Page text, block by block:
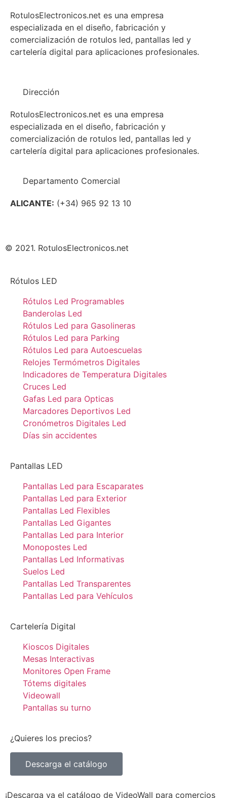
RotulosElectronicos.net es una empresa
especializada en el diseño, fabricación y
comercialización de rotulos led, pantallas led y
cartelería digital para aplicaciones profesionales.
Dirección
RotulosElectronicos.net es una empresa
especializada en el diseño, fabricación y
comercialización de rotulos led, pantallas led y
cartelería digital para aplicaciones profesionales.
Departamento Comercial
ALICANTE: (+34) 965 92 13 10
© 2021. RotulosElectronicos.net
Rótulos LED
Rótulos Led Programables
Banderolas Led
Rótulos Led para Gasolineras
Rótulos Led para Parking
Rótulos Led para Autoescuelas
Relojes Termómetros Digitales
Indicadores de Temperatura Digitales
Cruces Led
Gafas Led para Opticas
Marcadores Deportivos Led
Cronómetros Digitales Led
Días sin accidentes
Pantallas LED
Pantallas Led para Escaparates
Pantallas Led para Exterior
Pantallas Led Flexibles
Pantallas Led Gigantes
Pantallas Led para Interior
Monopostes Led
Pantallas Led Informativas
Suelos Led
Pantallas Led Transparentes
Pantallas Led para Vehículos
Cartelería Digital
Kioscos Digitales
Mesas Interactivas
Monitores Open Frame
Tótems digitales
Videowall
Pantallas su turno
¿Quieres los precios?
Descarga el catálogo
¡Descarga ya el catálogo de VideoWall para comercios